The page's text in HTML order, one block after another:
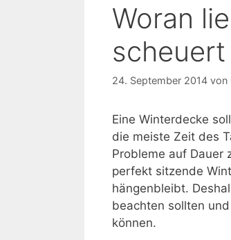
Woran
24. September 2014 von
Eine Winterdecke
die meiste Zeit des
Probleme auf Dauer
perfekt sitzende
hängenbleibt.
beachten sollten
können.